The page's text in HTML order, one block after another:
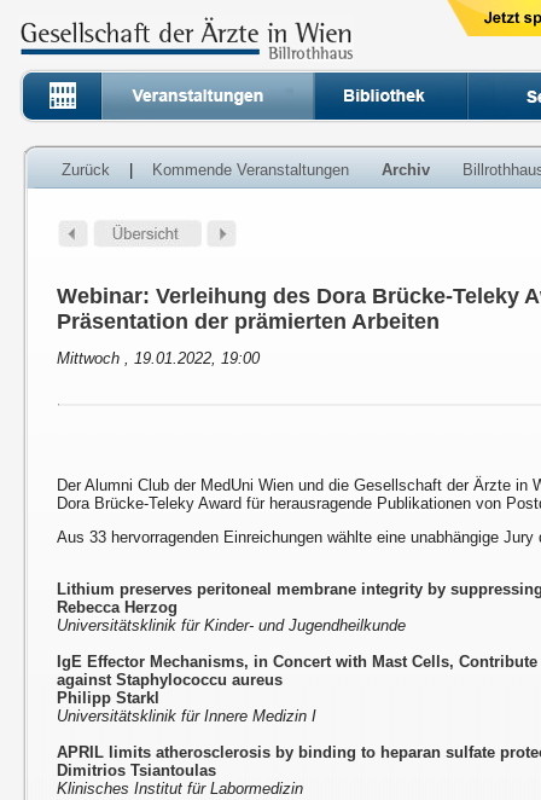
Zurück Kommende Veranstaltungen Archiv
Webinar: Verleihung des Dora Brücke-Teleky
Präsentation der prämierten Arbeiten
Mittwoch , 19.01.2022, 19:00
Der Alumni Club der MedUni Wien und die Gesellschaft der Ärzte in
Dora Brücke-Teleky Award für herausragende Publikationen von
Aus 33 hervorragenden Einreichungen wählte eine unabhängige Jury
Lithium preserves peritoneal membrane integrity by
Rebecca Herzog
Universitätsklinik für Kinder- und Jugendheilkunde
IgE Effector Mechanisms, in Concert with Mast Cells,
against Staphylococcu aureus
Philipp Starkl
Universitätsklinik für Innere Medizin I
APRIL limits atherosclerosis by binding to heparan sulfate
Dimitrios Tsiantoulas
Klinisches Institut für Labormedizin